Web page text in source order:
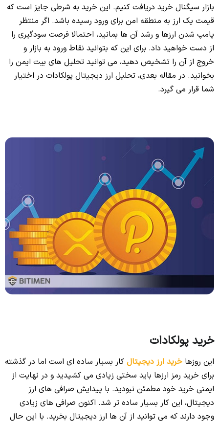
بازار سیگنال خرید دریافت کنیم. این خرید به شرطی جایز است که
قیمت یک ارز به منطقه امن برای ورود رسیده باشد. اگر منتظر
پامپ شدن ارزها و رشد آن ها بمانید، احتمالا فرصت سودگیری را
از دست خواهید داد. برای این که بتوانید نقاط ورود به بازار و
خروج از آن را تشخیص دهید، می توانید تحلیل های بیت ایمن را
بخوانید. در مقاله بعدی، تحلیل ارز دیجیتال پولکادات در اختیار
شما قرار می گیرد.
خرید پولکادات
این روزها خرید ارز دیجیتال کار بسیار ساده ای است اما در گذشته
برای خرید رمز ارزها باید سختی زیادی می کشیدید و در نهایت از
ایمنی خرید خود مطمئن نبودید. با پیدایش صرافی های ارز
دیجیتال، این کار بسیار ساده تر شد. اکنون صرافی های زیادی
وجود دارند که می توانید از آن ها ارز دیجیتال بخرید. با این حال